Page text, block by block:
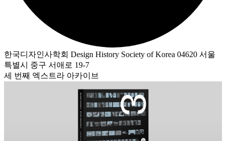
한국디자인사학회 Design History Society of Korea 04620 서울
특별시 중구 서애로 19-7
세 번째 엑스트라 아카이브